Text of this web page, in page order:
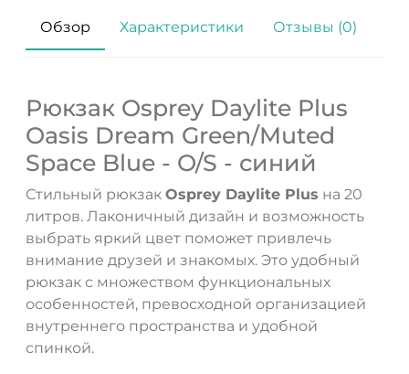
Обзор Характеристики Отзывы (0)
Рюкзак Osprey Daylite Plus
Oasis Dream Green/Muted
Space Blue - O/S - синий
Стильный рюкзак Osprey Daylite Plus на 20
литров. Лаконичный дизайн и возможность
выбрать яркий цвет поможет привлечь
внимание друзей и знакомых. Это удобный
рюкзак с множеством функциональных
особенностей, превосходной организацией
внутреннего пространства и удобной
спинкой.
ДА НЕТ